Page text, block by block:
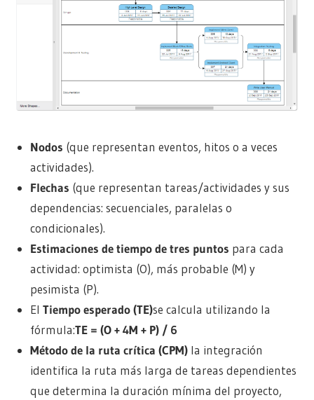
Nodos (que representan eventos, hitos o a veces
actividades).
Flechas (que representan tareas/actividades y sus
dependencias: secuenciales, paralelas o
condicionales).
Estimaciones de tiempo de tres puntos para cada
actividad: optimista (O), más probable (M) y
pesimista (P).
El Tiempo esperado (TE)se calcula utilizando la
fórmula:TE = (O + 4M + P) / 6
Método de la ruta crítica (CPM)la integración
identifica la ruta más larga de tareas dependientes
que determina la duración mínima del proyecto,